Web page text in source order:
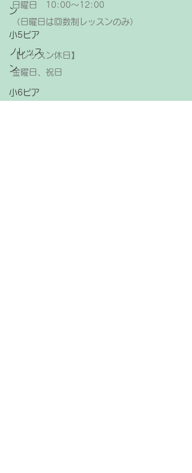
ン
小5ピア
ノレッス
ン
小6ピア
日曜日 10:00～12:00
（日曜日は回数制レッスンのみ）
【レッスン休日】
金曜日、祝日